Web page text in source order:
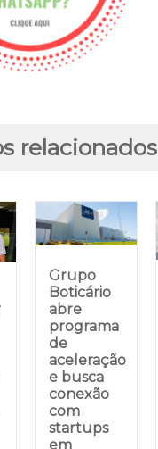
relacionados
Grupo
Boticário
abre
programa
de
aceleração
e busca
conexão
com
startups
em